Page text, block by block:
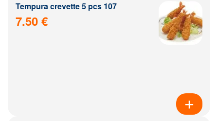
Tempura crevette 5 pcs 107
7.50 €